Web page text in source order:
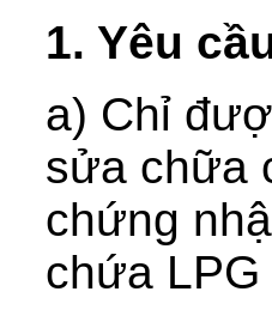
1. Yêu
a) Chỉ
sửa chữa
chứng
chứa